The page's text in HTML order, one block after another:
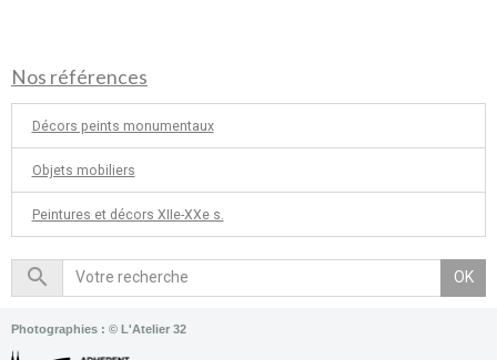
Nos références
Décors peints monumentaux
Objets mobiliers
Peintures et décors XIIe-XXe s.
OK
Photographies : © L'Atelier 32